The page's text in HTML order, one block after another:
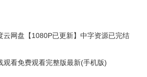
云网盘【1080P已更新】中字资源已完结
观看免费观看完整版最新(手机版)